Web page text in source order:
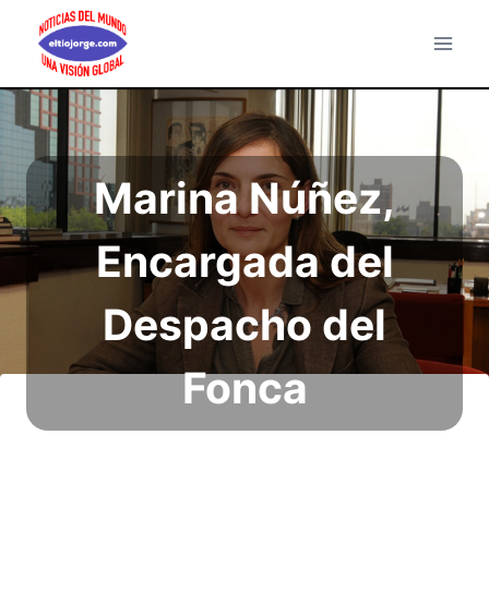
Saltar
contenido
Marina Núñez,
Encargada del
Despacho del
Fonca